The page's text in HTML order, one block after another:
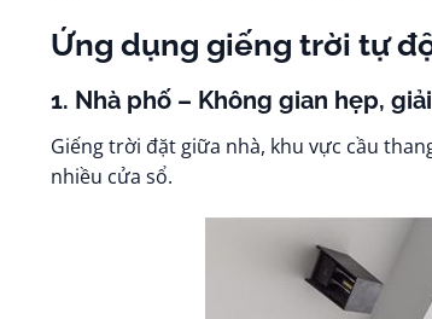
Ứng dụng giếng trời tự
1. Nhà phố – Không gian hẹp,
Giếng trời đặt giữa nhà, khu vực cầu
nhiều cửa sổ.